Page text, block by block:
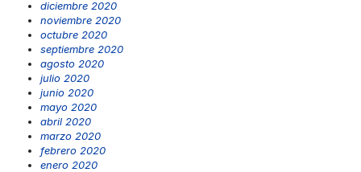
diciembre 2020
noviembre 2020
octubre 2020
septiembre 2020
agosto 2020
julio 2020
junio 2020
mayo 2020
abril 2020
marzo 2020
febrero 2020
enero 2020